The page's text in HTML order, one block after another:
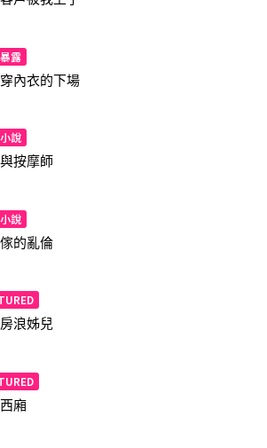
露
內衣的下場
說
按摩師
說
的亂倫
浪姊兒
廂